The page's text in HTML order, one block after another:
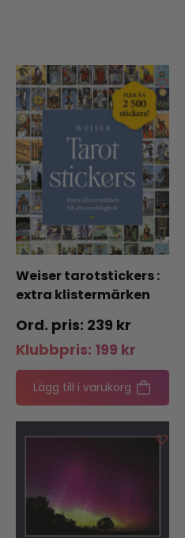
Weiser tarotstickers :
extra klistermärken
239 kr
Klubbpris: 199 kr
Lägg till i varukorg